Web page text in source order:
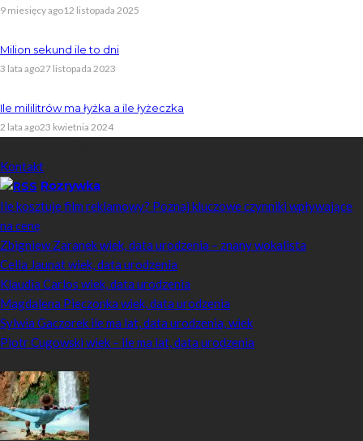
9 miesięcy ago12 listopada 2025
Milion sekund ile to dni
3 lata ago27 listopada 2023
Ile mililitrów ma łyżka a ile łyżeczka
2 lata ago23 kwietnia 2024
Kontakt
Rozrywka
Ile kosztuje film reklamowy? Poznaj kluczowe czynniki wpływające
na cenę
Zbigniew Zaranek wiek, data urodzenia – znany wokalista
Celia Jaunat wiek, data urodzenia
Klaudia Carlos wiek, data urodzenia
Magdalena Pieczonka wiek, data urodzenia
Sylwia Gaczorek ile ma lat, data urodzenia, wiek
Piotr Cugowski wiek – ile ma lat, data urodzenia